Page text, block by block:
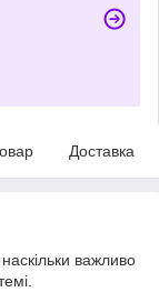
Доставка
важливо